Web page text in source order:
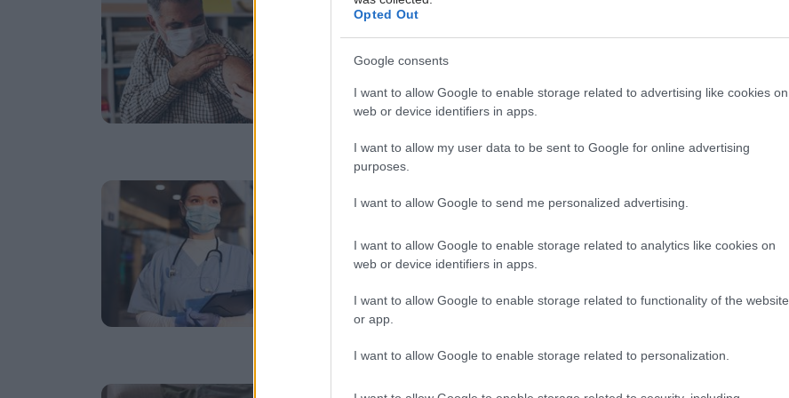
Opted Out
Google consents
I want to allow Google to enable storage related to advertising like cookies on
web or device identifiers in apps.
I want to allow my user data to be sent to Google for online advertising
purposes.
I want to allow Google to send me personalized advertising.
I want to allow Google to enable storage related to analytics like cookies on
web or device identifiers in apps.
I want to allow Google to enable storage related to functionality of the website
or app.
I want to allow Google to enable storage related to personalization.
ECDC: Πρόσκληση ενδιαφέροντος για
εμπειρογνώμονες στον εμβολιασμό ενηλίκων
κατά του RSV
Η δημοσίευση των κατευθυντήριων γραμμών αναμένεται το
2027, όπως ανακοίνωσαν οι υπεύθυνοι του Κέντρου.
και μείωση RSV
Ποια είναι τα στοιχεία που καταγράφονται στο τελευταίο
Παρασκευή, 20 Φεβρουαρίου 2026, 15:20